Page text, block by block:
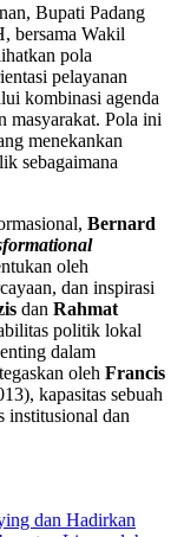
Bupati Padang
bersama Wakil
pola
pelayanan
kombinasi agenda
masyarakat. Pola ini
menekankan
sebagaimana
Bernard
oleh
dan inspirasi
dan Rahmat
politik lokal
dalam
oleh Francis
kapasitas sebuah
institusional dan